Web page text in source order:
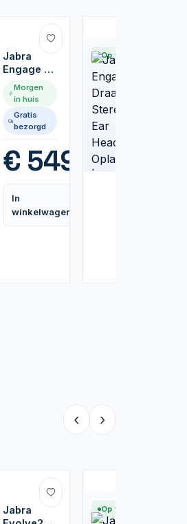
Jabra
Engage 75
Draadloze
Stereo
Headset |
Oplaadstation
| Zwart
Morgen
in huis
Gratis
bezorgd
€ 549,99
In
winkelwagen
Op voorraad
‹ ›
Jabra
Op voorraad